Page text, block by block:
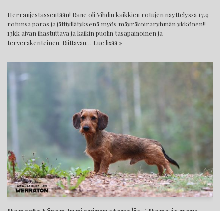
Herranjestassentään! Rane oli Vihdin kaikkien rotujen näyttelyssä 17.9
rotunsa paras ja jättiyllätyksenä myös mäyräkoiraryhmän ykkönen!!
13kk aivan ihastuttava ja kaikin puolin tasapainoinen ja
terverakenteinen. Riittävän… Lue lisää »